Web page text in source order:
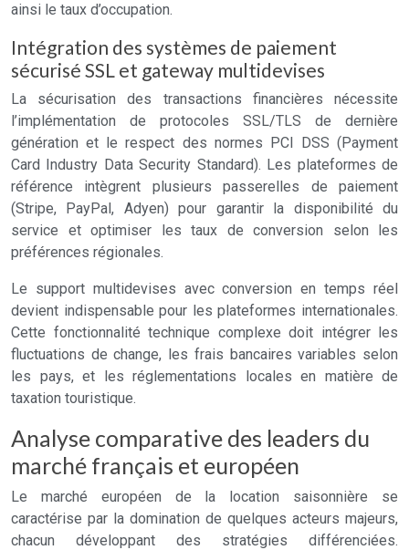
ainsi le taux d’occupation.
Intégration des systèmes de paiement
sécurisé SSL et gateway multidevises
La sécurisation des transactions financières nécessite
l’implémentation de protocoles SSL/TLS de dernière
génération et le respect des normes PCI DSS (Payment
Card Industry Data Security Standard). Les plateformes de
référence intègrent plusieurs passerelles de paiement
(Stripe, PayPal, Adyen) pour garantir la disponibilité du
service et optimiser les taux de conversion selon les
préférences régionales.
Le support multidevises avec conversion en temps réel
devient indispensable pour les plateformes internationales.
Cette fonctionnalité technique complexe doit intégrer les
fluctuations de change, les frais bancaires variables selon
les pays, et les réglementations locales en matière de
taxation touristique.
Analyse comparative des leaders du
marché français et européen
Le marché européen de la location saisonnière se
caractérise par la domination de quelques acteurs majeurs,
chacun développant des stratégies différenciées.